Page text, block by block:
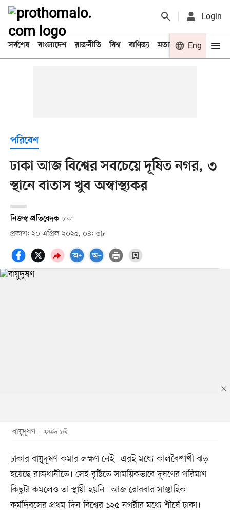
Login
সর্বশেষ বাংলাদেশ রাজনীতি বিশ্ব বাণিজ্য মতামত খেলা
Eng
পরিবেশ
ঢাকা আজ বিশ্বের সবচেয়ে দূষিত নগর, ৩
স্থানে বাতাস খুব অস্বাস্থ্যকর
নিজস্ব প্রতিবেদক ঢাকা
প্রকাশ: ২০ এপ্রিল ২০২৫, ০৪: ৩৮
বায়ুদূষণ ফাইল ছবি
ঢাকার বায়ুদূষণ কমার লক্ষণ নেই। এরই মধ্যে কালবৈশাখী ঝড়
হয়েছে রাজধানীতে। সেই বৃষ্টিতে সাময়িকভাবে দূষণের পরিমাণ
কিছুটা কমলেও তা স্থায়ী হয়নি। আজ রোববার সাপ্তাহিক
কর্মদিবসের প্রথম দিন বিশ্বের ১২৫ নগরীর মধ্যে শীর্ষে ঢাকা।